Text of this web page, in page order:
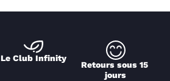
Le Club Infinity
Retours sous 15
jours